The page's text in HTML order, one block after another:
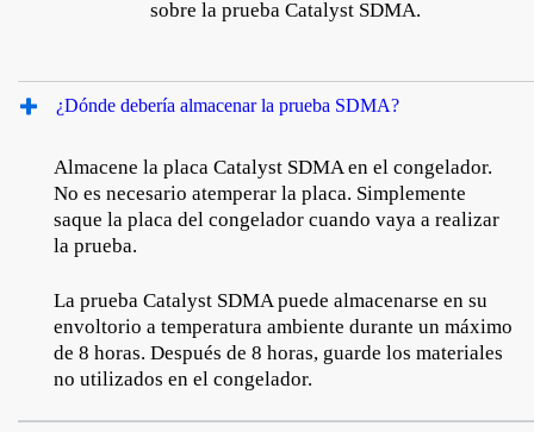
sobre la prueba Catalyst SDMA.
¿Dónde debería almacenar la prueba SDMA?
Almacene la placa Catalyst SDMA en el congelador.
No es necesario atemperar la placa. Simplemente
saque la placa del congelador cuando vaya a realizar
la prueba.
La prueba Catalyst SDMA puede almacenarse en su
envoltorio a temperatura ambiente durante un máximo
de 8 horas. Después de 8 horas, guarde los materiales
no utilizados en el congelador.